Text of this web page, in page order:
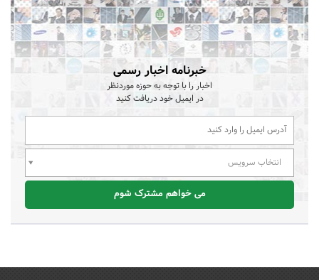
خبرنامه اخبار رسمی
اخبار را با توجه به حوزه موردنظر
در ایمیل خود دریافت کنید
انتخاب سرویس
می خواهم مشترک شوم